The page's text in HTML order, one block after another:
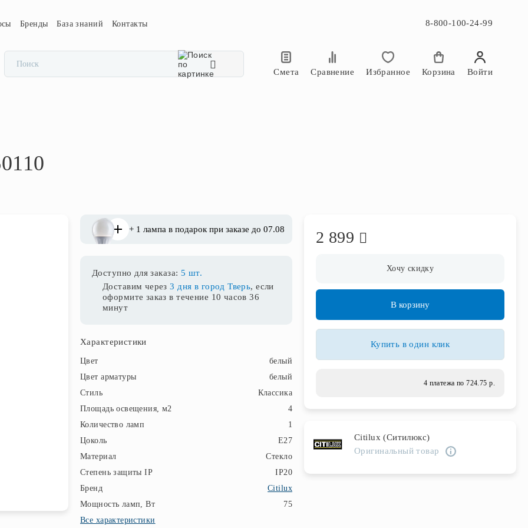
Бренды База знаний Контакты 8-800-100-24-99
Смета Сравнение Избранное Корзина Войти
+ 1 лампа в подарок при заказе до 07.08
Доступно для заказа: 5 шт.
Доставим через3 дня в город Тверь, если
оформите заказ в течение 10 часов 36
минут
Характеристики
Цвет
белый
Цвет арматуры
белый
Стиль
Классика
Площадь освещения, м2
4
Количество ламп
1
Цоколь
E27
Материал
Стекло
Степень защиты IP
IP20
Бренд
Citilux
Мощность ламп, Вт
75
Все характеристики
2 899
Хочу скидку
В корзину
Купить в один клик
4 платежа по 724.75 р.
Citilux (Ситилюкс)
Оригинальный товар